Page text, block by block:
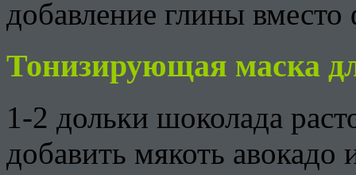
добавление глины вместо
Тонизирующая маска
1-2 дольки шоколада
добавить мякоть авокадо